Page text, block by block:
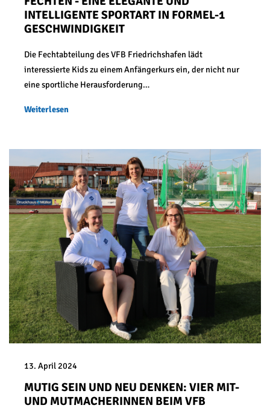
INTELLIGENTE SPORTART IN FORMEL-1
GESCHWINDIGKEIT
Die Fechtabteilung des VFB Friedrichshafen lädt
interessierte Kids zu einem Anfängerkurs ein, der nicht nur
eine sportliche Herausforderung…
Weiterlesen
13. April 2024
MUTIG SEIN UND NEU DENKEN: VIER MIT-
UND MUTMACHERINNEN BEIM VFB